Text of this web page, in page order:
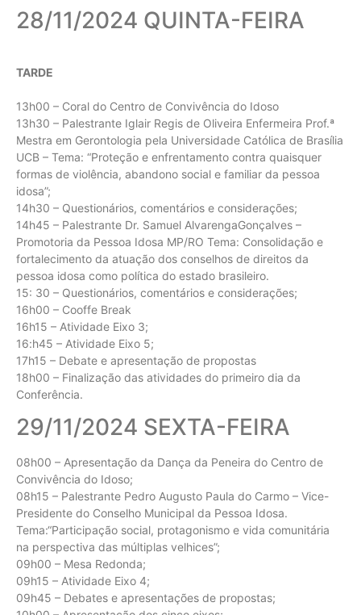
28/11/2024 QUINTA-FEIRA
TARDE
13h00 – Coral do Centro de Convivência do Idoso
13h30 – Palestrante Iglair Regis de Oliveira Enfermeira Prof.ª
Mestra em Gerontologia pela Universidade Católica de Brasília
UCB – Tema: “Proteção e enfrentamento contra quaisquer
formas de violência, abandono social e familiar da pessoa
idosa”;
14h30 – Questionários, comentários e considerações;
14h45 – Palestrante Dr. Samuel AlvarengaGonçalves –
Promotoria da Pessoa Idosa MP/RO Tema: Consolidação e
fortalecimento da atuação dos conselhos de direitos da
pessoa idosa como política do estado brasileiro.
15: 30 – Questionários, comentários e considerações;
16h00 – Cooffe Break
16h15 – Atividade Eixo 3;
16:h45 – Atividade Eixo 5;
17h15 – Debate e apresentação de propostas
18h00 – Finalização das atividades do primeiro dia da
Conferência.
29/11/2024 SEXTA-FEIRA
08h00 – Apresentação da Dança da Peneira do Centro de
Convivência do Idoso;
08h15 – Palestrante Pedro Augusto Paula do Carmo – Vice-
Presidente do Conselho Municipal da Pessoa Idosa.
Tema:“Participação social, protagonismo e vida comunitária
na perspectiva das múltiplas velhices”;
09h00 – Mesa Redonda;
09h15 – Atividade Eixo 4;
09h45 – Debates e apresentações de propostas;